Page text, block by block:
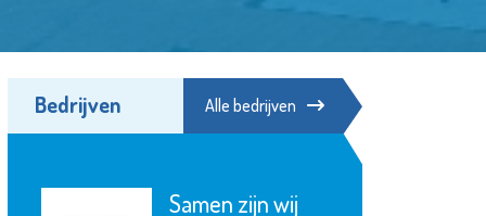
Bedrijven Alle bedrijven
Samen zijn wij